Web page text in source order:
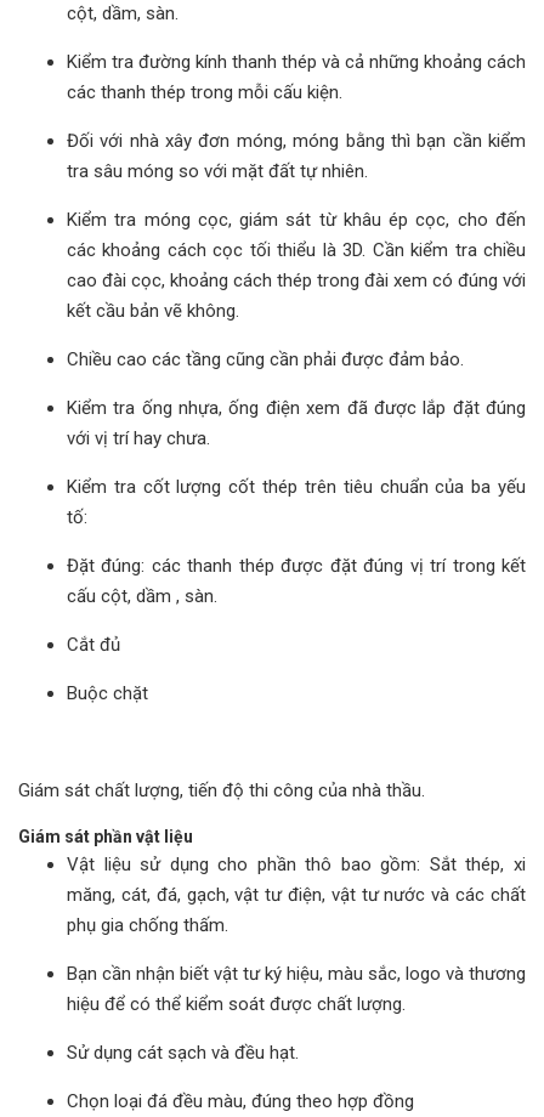
cột, dầm, sàn.
Kiểm tra đường kính thanh thép và cả những khoảng cách
các thanh thép trong mỗi cấu kiện.
Đối với nhà xây đơn móng, móng bằng thì bạn cần kiểm
tra sâu móng so với mặt đất tự nhiên.
Kiểm tra móng cọc, giám sát từ khâu ép cọc, cho đến
các khoảng cách cọc tối thiểu là 3D. Cần kiểm tra chiều
cao đài cọc, khoảng cách thép trong đài xem có đúng với
kết cầu bản vẽ không.
Chiều cao các tầng cũng cần phải được đảm bảo.
Kiểm tra ống nhựa, ống điện xem đã được lắp đặt đúng
với vị trí hay chưa.
Kiểm tra cốt lượng cốt thép trên tiêu chuẩn của ba yếu
tố:
Đặt đúng: các thanh thép được đặt đúng vị trí trong kết
cấu cột, dầm , sàn.
Cắt đủ
Buộc chặt
Giám sát chất lượng, tiến độ thi công của nhà thầu.
Giám sát phần vật liệu
Vật liệu sử dụng cho phần thô bao gồm: Sắt thép, xi
măng, cát, đá, gạch, vật tư điện, vật tư nước và các chất
phụ gia chống thấm.
Bạn cần nhận biết vật tư ký hiệu, màu sắc, logo và thương
hiệu để có thể kiểm soát được chất lượng.
Sử dụng cát sạch và đều hạt.
Chọn loại đá đều màu, đúng theo hợp đồng